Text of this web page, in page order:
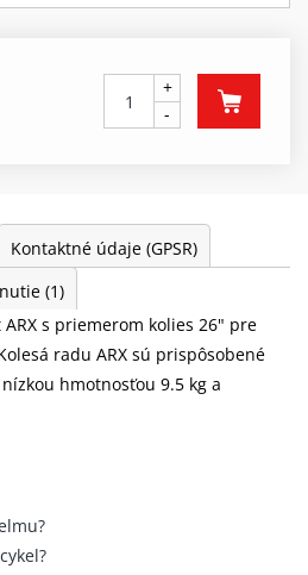
+
-
Kontaktné údaje (GPSR)
(1)
s priemerom kolies 26" pre
radu ARX sú prispôsobené
hmotnosťou 9.5 kg a